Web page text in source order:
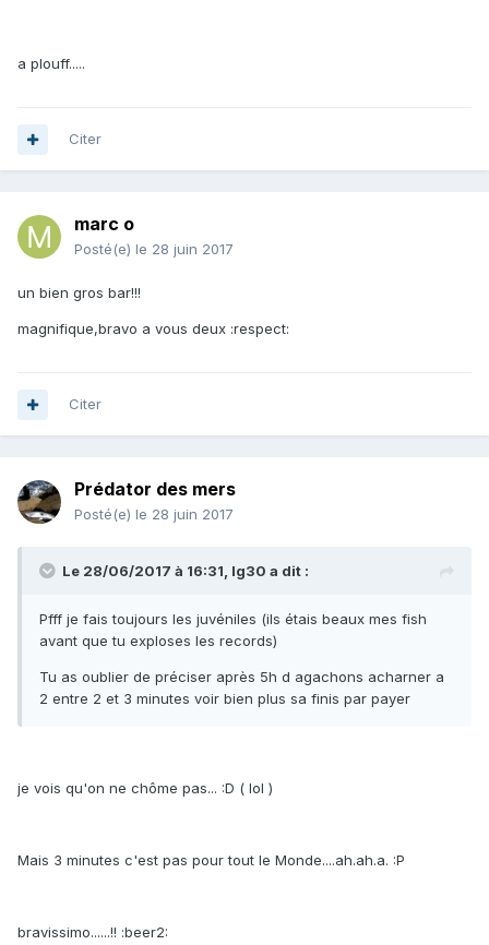
a plouff.....
Citer
marc o
Posté(e) le 28 juin 2017
un bien gros bar!!!
magnifique,bravo a vous deux :respect:
Citer
Prédator des mers
Posté(e) le 28 juin 2017
Le 28/06/2017 à 16:31, lg30 a dit :
Pfff je fais toujours les juvéniles (ils étais beaux mes fish
avant que tu exploses les records)
Tu as oublier de préciser après 5h d agachons acharner a
2 entre 2 et 3 minutes voir bien plus sa finis par payer
je vois qu'on ne chôme pas... :D ( lol )
Mais 3 minutes c'est pas pour tout le Monde....ah.ah.a. :P
bravissimo......!! :beer2: